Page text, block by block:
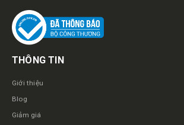
THÔNG TIN
Giới thiệu
Blog
Giảm giá